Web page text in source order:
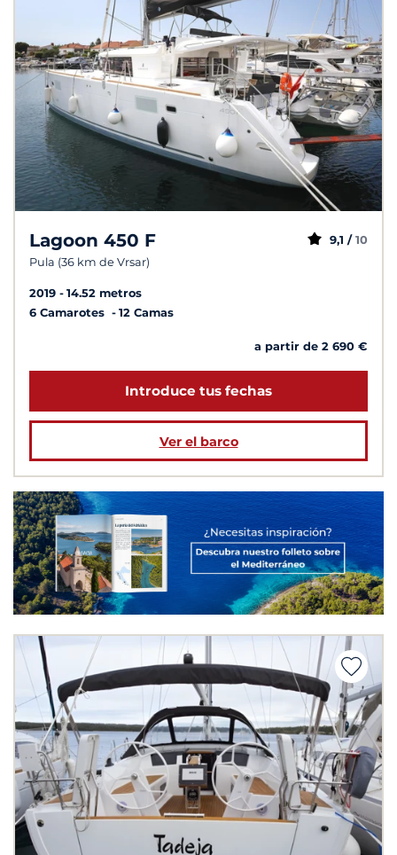
Lagoon 450 F
Pula (36 km de Vrsar)
9,1 / 10
2019
14.52 metros
6 Camarotes
12 Camas
a partir de 2 690 €
Introduce tus fechas
Ver el barco